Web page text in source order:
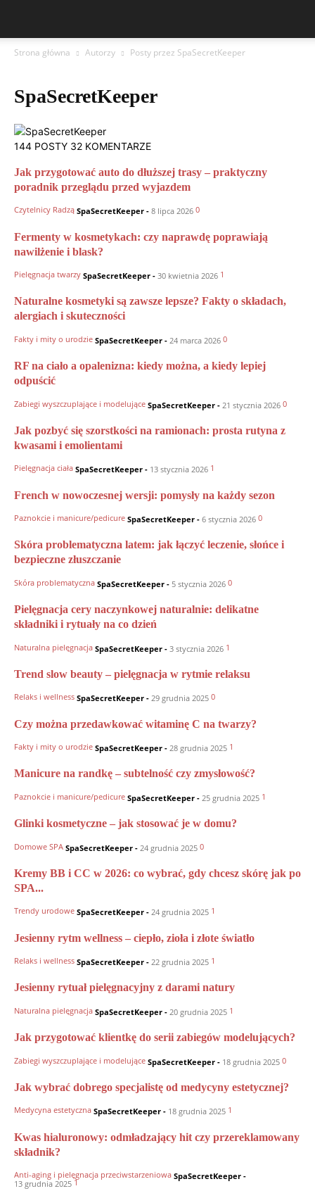
Strona główna Autorzy Posty przez SpaSecretKeeper
SpaSecretKeeper
144 POSTY 32 KOMENTARZE
Jak przygotować auto do dłuższej trasy – praktyczny
poradnik przeglądu przed wyjazdem
Czytelnicy Radzą SpaSecretKeeper - 8 lipca 2026 0
Fermenty w kosmetykach: czy naprawdę poprawiają
nawilżenie i blask?
Pielęgnacja twarzy SpaSecretKeeper - 30 kwietnia 2026 1
Naturalne kosmetyki są zawsze lepsze? Fakty o składach,
alergiach i skuteczności
Fakty i mity o urodzie SpaSecretKeeper - 24 marca 2026 0
RF na ciało a opalenizna: kiedy można, a kiedy lepiej
odpuścić
Zabiegi wyszczuplające i modelujące SpaSecretKeeper - 21 stycznia 2026 0
Jak pozbyć się szorstkości na ramionach: prosta rutyna z
kwasami i emolientami
Pielęgnacja ciała SpaSecretKeeper - 13 stycznia 2026 1
French w nowoczesnej wersji: pomysły na każdy sezon
Paznokcie i manicure/pedicure SpaSecretKeeper - 6 stycznia 2026 0
Skóra problematyczna latem: jak łączyć leczenie, słońce i
bezpieczne złuszczanie
Skóra problematyczna SpaSecretKeeper - 5 stycznia 2026 0
Pielęgnacja cery naczynkowej naturalnie: delikatne
składniki i rytuały na co dzień
Naturalna pielęgnacja SpaSecretKeeper - 3 stycznia 2026 1
Trend slow beauty – pielęgnacja w rytmie relaksu
Relaks i wellness SpaSecretKeeper - 29 grudnia 2025 0
Czy można przedawkować witaminę C na twarzy?
Fakty i mity o urodzie SpaSecretKeeper - 28 grudnia 2025 1
Manicure na randkę – subtelność czy zmysłowość?
Paznokcie i manicure/pedicure SpaSecretKeeper - 25 grudnia 2025 1
Glinki kosmetyczne – jak stosować je w domu?
Domowe SPA SpaSecretKeeper - 24 grudnia 2025 0
Kremy BB i CC w 2026: co wybrać, gdy chcesz skórę jak po
SPA...
Trendy urodowe SpaSecretKeeper - 24 grudnia 2025 1
Jesienny rytm wellness – ciepło, zioła i złote światło
Relaks i wellness SpaSecretKeeper - 22 grudnia 2025 1
Jesienny rytuał pielęgnacyjny z darami natury
Naturalna pielęgnacja SpaSecretKeeper - 20 grudnia 2025 1
Jak przygotować klientkę do serii zabiegów modelujących?
Zabiegi wyszczuplające i modelujące SpaSecretKeeper - 18 grudnia 2025 0
Jak wybrać dobrego specjalistę od medycyny estetycznej?
Medycyna estetyczna SpaSecretKeeper - 18 grudnia 2025 1
Kwas hialuronowy: odmładzający hit czy przereklamowany
składnik?
Anti-aging i pielęgnacja przeciwstarzeniowa SpaSecretKeeper -
13 grudnia 2025 1